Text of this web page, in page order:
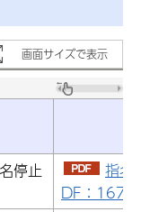
画面サイズで表示
停止
指名
DF：